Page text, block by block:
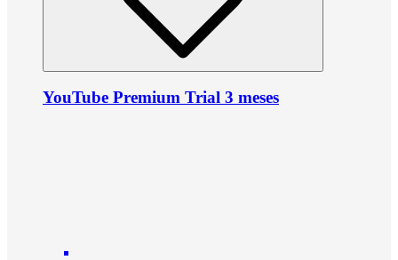
YouTube Premium Trial 3 meses